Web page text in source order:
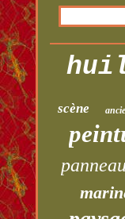
scène
panneau